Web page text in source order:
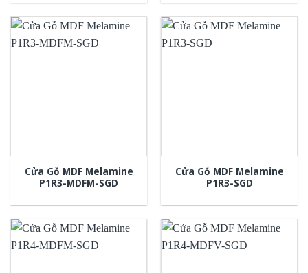
Cửa Gỗ MDF Melamine
P1R3-MDFM-SGD
Cửa Gỗ MDF Melamine
P1R3-SGD